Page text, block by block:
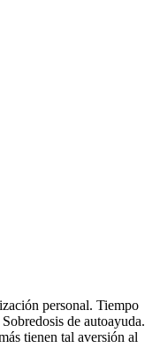
personal. Tiempo
de autoayuda.
tienen tal aversión al